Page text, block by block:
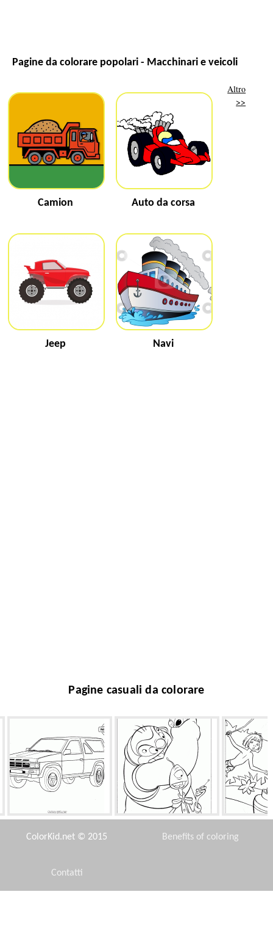
Pagine da colorare popolari - Macchinari e veicoli
Camion Auto da corsa
Jeep Navi
Altro
>>
Pagine casuali da colorare
Nissan (Giappone) Jamba, Flikli e Stitch Mowgli
ColorKid.net © 2015 Benefits of coloring
Contatti